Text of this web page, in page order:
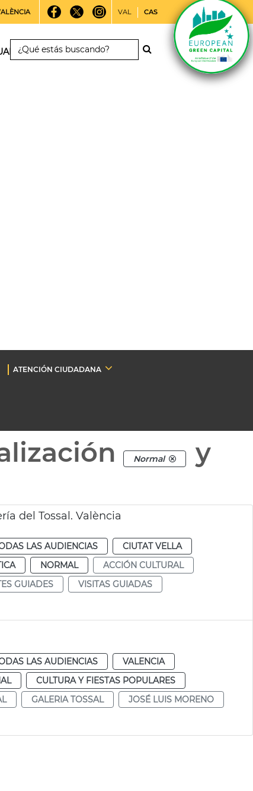
VAL CAS
ATENCIÓN CIUDADANA
Normal
y
del Tossal. València
LAS AUDIENCIAS
CIUTAT VELLA
NORMAL
ACCIÓN CULTURAL
GUIADES
VISITAS GUIADAS
LAS AUDIENCIAS
VALENCIA
CULTURA Y FIESTAS POPULARES
GALERIA TOSSAL
JOSÉ LUIS MORENO